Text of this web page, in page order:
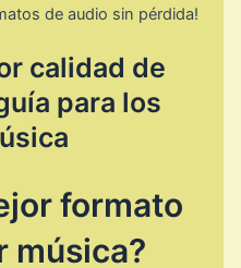
de audio sin pérdida!
calidad de
para los
formato
música?